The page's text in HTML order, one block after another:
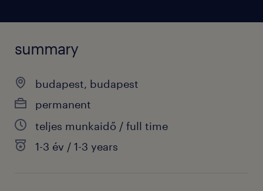
summary
budapest, budapest
permanent
teljes munkaidő / full time
1-3 év / 1-3 years